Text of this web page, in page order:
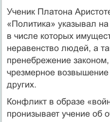
Ученик Платона
«Политика» ука­зывал
в числе которых
неравенство людей, а
пренеб­режение
чрезмерное
других.
Конфликт в образе
пронизывает уче­ние об